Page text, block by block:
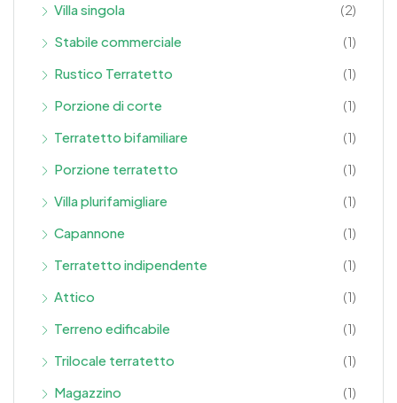
Villa singola
(2)
Stabile commerciale
(1)
Rustico Terratetto
(1)
Porzione di corte
(1)
Terratetto bifamiliare
(1)
Porzione terratetto
(1)
Villa plurifamigliare
(1)
Capannone
(1)
Terratetto indipendente
(1)
Attico
(1)
Terreno edificabile
(1)
Trilocale terratetto
(1)
Magazzino
(1)